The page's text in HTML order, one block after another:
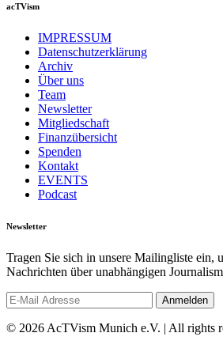
acTVism
IMPRESSUM
Datenschutzerklärung
Archiv
Über uns
Team
Newsletter
Mitgliedschaft
Finanzübersicht
Spenden
Kontakt
EVENTS
Podcast
Newsletter
Tragen Sie sich in unsere Mailingliste ein,
Nachrichten über unabhängigen
© 2026 AcTVism Munich e.V. | All rights